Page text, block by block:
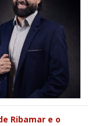
Ribamar e o